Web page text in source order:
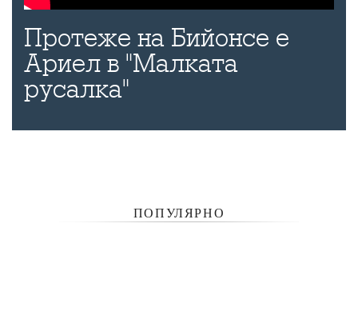
Протеже на Бийонсе е
Ариел в "Малката
русалка"
ПОПУЛЯРНО